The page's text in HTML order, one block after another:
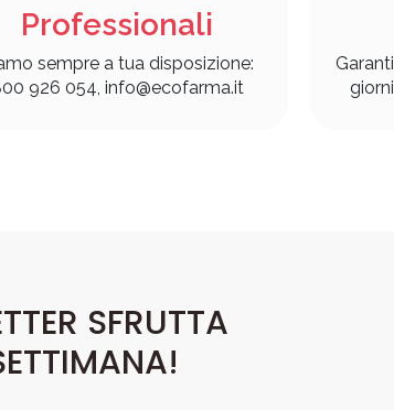
Professionali
sempre a tua disposizione:
SFRUTTA